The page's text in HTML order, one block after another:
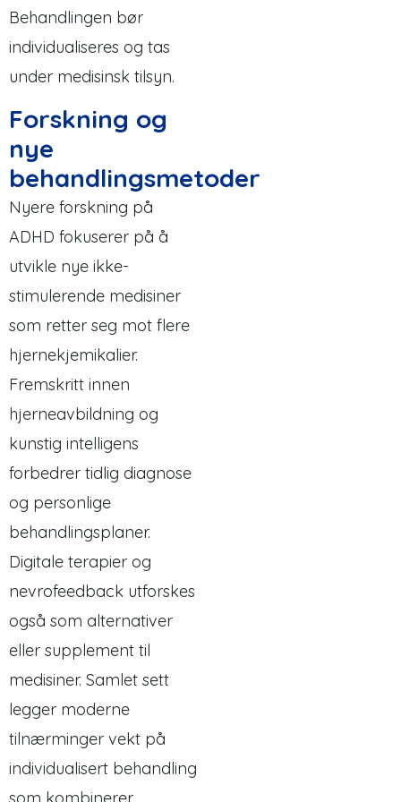
Behandlingen bør
individualiseres og tas
under medisinsk tilsyn.
Forskning og
nye
behandlingsmetoder
Nyere forskning på
ADHD fokuserer på å
utvikle nye ikke-
stimulerende medisiner
som retter seg mot flere
hjernekjemikalier.
Fremskritt innen
hjerneavbildning og
kunstig intelligens
forbedrer tidlig diagnose
og personlige
behandlingsplaner.
Digitale terapier og
nevrofeedback utforskes
også som alternativer
eller supplement til
medisiner. Samlet sett
legger moderne
tilnærminger vekt på
individualisert behandling